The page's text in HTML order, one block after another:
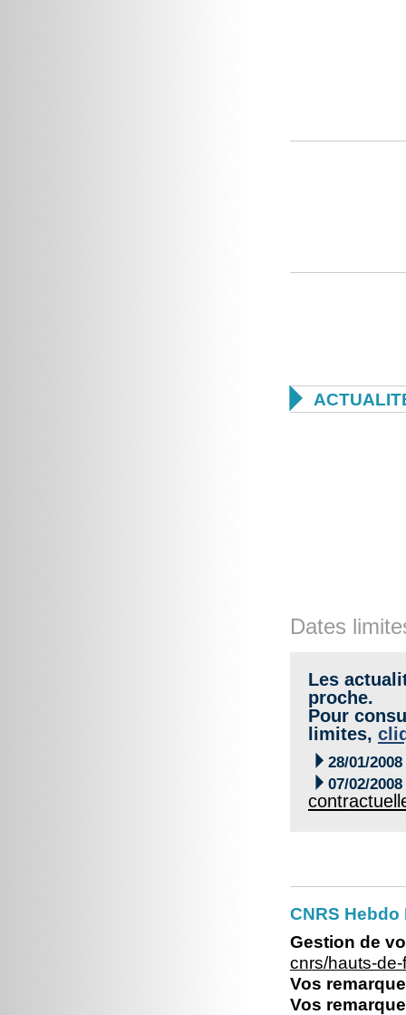

Dates
Les
proche.
Pour
limites,
 28/01/2008
 07/02/2008
CNRS
Gestion de
cnrs/hauts-
Vos
Vos